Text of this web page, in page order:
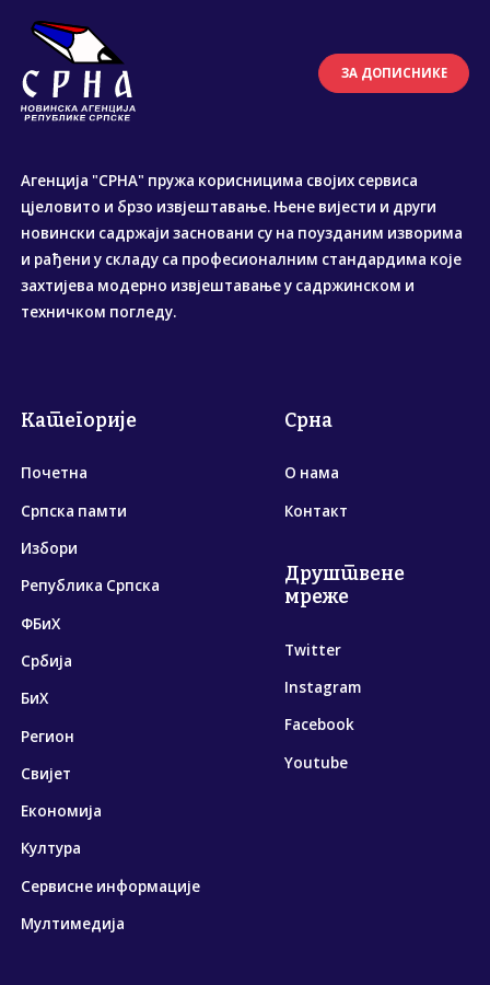
ЗА ДОПИСНИКЕ
Агенција "СРНА" пружа корисницима својих сервиса
цјеловито и брзо извјештавање. Њене вијести и други
новински садржаји засновани су на поузданим изворима
и рађени у складу са професионалним стандардима које
захтијева модерно извјештавање у садржинском и
техничком погледу.
Категорије
Почетна
Српска памти
Избори
Република Српска
ФБиХ
Србија
БиХ
Регион
Свијет
Економија
Култура
Сервисне информације
Мултимедија
Срна
О нама
Контакт
Друштвене
мреже
Twitter
Instagram
Facebook
Youtube